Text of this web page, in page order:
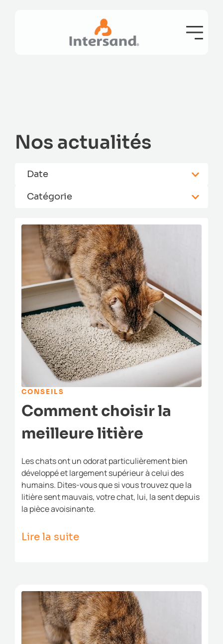
Nos actualités
Date
Catégorie
CONSEILS
Comment choisir la
meilleure litière
Les chats ont un odorat particulièrement bien
développé et largement supérieur à celui des
humains. Dites-vous que si vous trouvez que la
litière sent mauvais, votre chat, lui, la sent depuis
la pièce avoisinante.
Lire la suite